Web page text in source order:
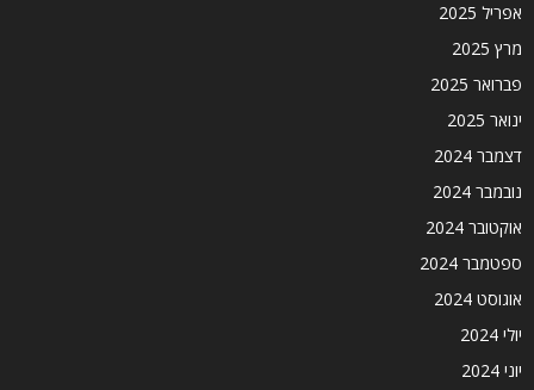
אפריל 2025
מרץ 2025
פברואר 2025
ינואר 2025
דצמבר 2024
נובמבר 2024
אוקטובר 2024
ספטמבר 2024
אוגוסט 2024
יולי 2024
יוני 2024